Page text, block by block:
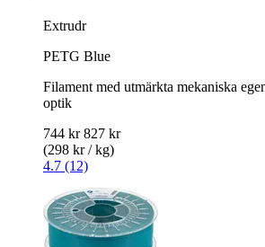
Extrudr
PETG Blue
Filament med utmärkta mekaniska
optik
744 kr 827 kr
(298 kr / kg)
4.7 (12)